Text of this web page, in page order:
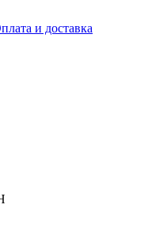
и доставка